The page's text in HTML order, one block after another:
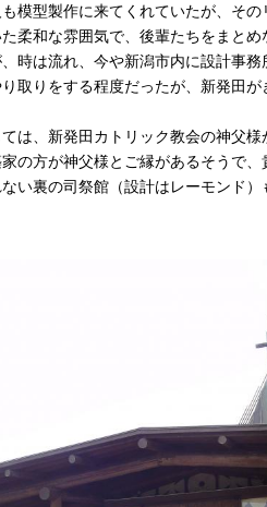
模型製作に来てくれていたが、そ
柔和な雰囲気で、後輩たちをまと
時は流れ、今や新潟市内に設計事
取りをする程度だったが、新発田
は、新発田カトリック教会の神父
の方が神父様とご縁があるそうで
い裏の司祭館（設計はレーモンド